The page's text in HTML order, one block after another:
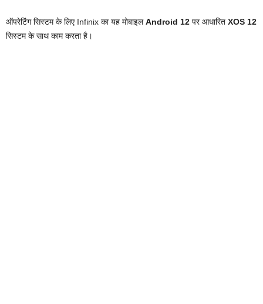
ऑपरेटिंग सिस्टम के लिए Infinix का यह मोबाइलAndroid 12 पर आधारित XOS 12
सिस्टम के साथ काम करता है।